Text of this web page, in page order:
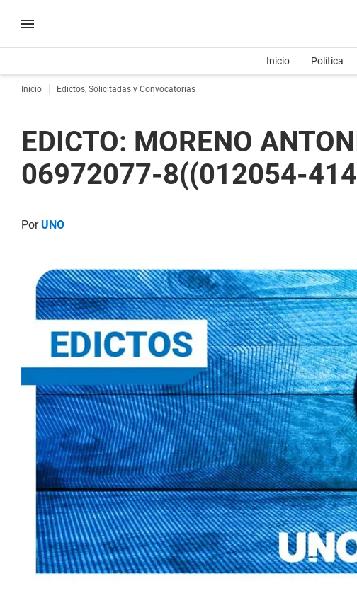
Inicio Política
Inicio Edictos, Solicitadas y Convocatorias
EDICTO: MORENO
06972077-8((012054-
PorUNO